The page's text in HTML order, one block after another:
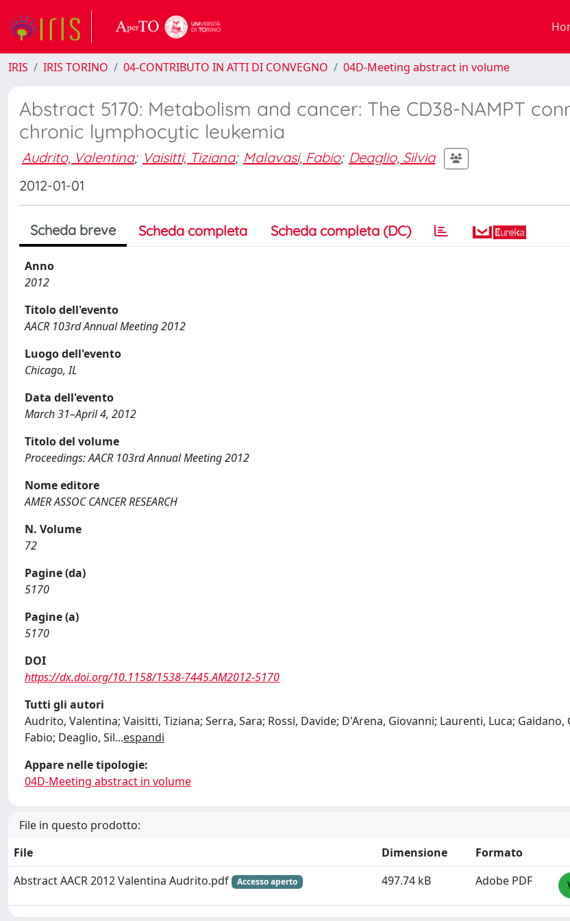
IRIS IRIS TORINO 04-CONTRIBUTO IN ATTI DI CONVEGNO 04D-Meeting abstract in volume
Abstract 5170: Metabolism and cancer: The CD38-NAMPT
chronic lymphocytic leukemia
Audrito, Valentina; Vaisitti, Tiziana; Malavasi, Fabio; Deaglio, Silvia
2012-01-01
Scheda breve Scheda completa Scheda completa (DC)
Anno
2012
Titolo dell'evento
AACR 103rd Annual Meeting 2012
Luogo dell'evento
Chicago, IL
Data dell'evento
March 31–April 4, 2012
Titolo del volume
Proceedings: AACR 103rd Annual Meeting 2012
Nome editore
AMER ASSOC CANCER RESEARCH
N. Volume
72
Pagine (da)
5170
Pagine (a)
5170
DOI
https://dx.doi.org/10.1158/1538-7445.AM2012-5170
Tutti gli autori
Audrito, Valentina; Vaisitti, Tiziana; Serra, Sara; Rossi, Davide; D'Arena, Giovanni; Laurenti, Luca; Gaidano,
Fabio; Deaglio, Sil...espandi
Appare nelle tipologie:
04D-Meeting abstract in volume
File in questo prodotto:
File
Dimensione
Formato
Abstract AACR 2012 Valentina Audrito.pdf
Accesso aperto 497.74 kB Adobe PDF